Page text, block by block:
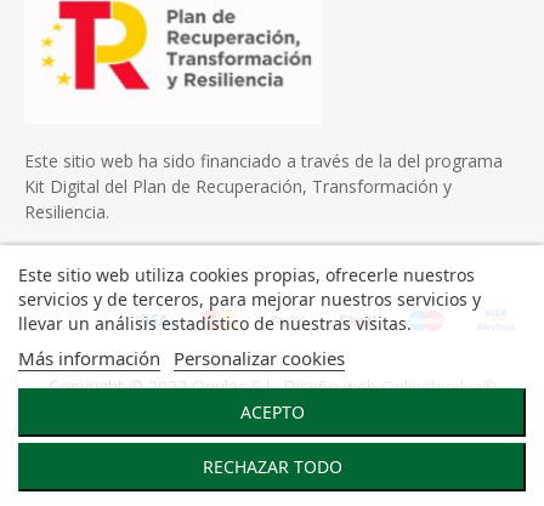
Este sitio web ha sido financiado a través de la del programa
Kit Digital del Plan de Recuperación, Transformación y
Resiliencia.
Copyright © 2022 Onulec S.L. Diseño webOnlinehuelva®
Este sitio web utiliza cookies propias, ofrecerle nuestros
servicios y de terceros, para mejorar nuestros servicios y
llevar un análisis estadístico de nuestras visitas.
Más información Personalizar cookies
RECHAZAR TODO
ACEPTO